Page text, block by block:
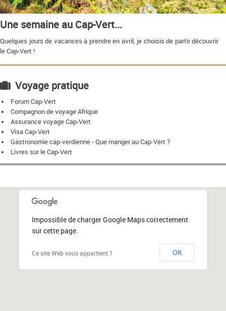
Une semaine au Cap-Vert...
Quelques jours de vacances à prendre en avril, je choisis de partir découvrir
le Cap-Vert !
Voyage pratique
Forum Cap-Vert
Compagnon de voyage Afrique
Assurance voyage Cap-Vert
Visa Cap-Vert
Gastronomie cap-verdienne - Que manger au Cap-Vert ?
Livres sur le Cap-Vert
Impossible de charger Google Maps correctement
sur cette page.
Ce site Web vous appartient ? OK